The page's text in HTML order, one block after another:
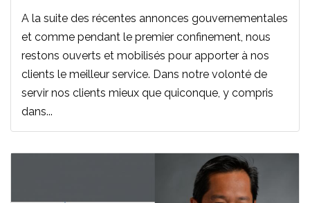
A la suite des récentes annonces gouvernementales
et comme pendant le premier confinement, nous
restons ouverts et mobilisés pour apporter à nos
clients le meilleur service. Dans notre volonté de
servir nos clients mieux que quiconque, y compris
dans...